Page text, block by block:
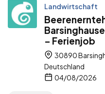
Landwirtschaft
– Ferienjob
30890
Deutschland
04/08/2026